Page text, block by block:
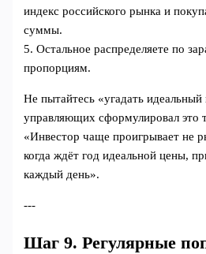
индекс российского рынка и
суммы.
5. Остальное распределяете по
пропорциям.
Не пытайтесь «угадать
управляющих сформулировал это
«Инвестор чаще проигрывает не
когда ждёт год идеальной цены,
каждый день».
---
Шаг 9. Регулярные